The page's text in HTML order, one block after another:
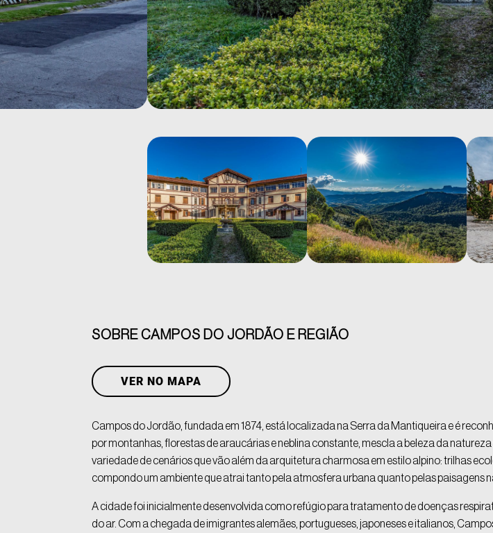
SOBRE CAMPOS DO JORDÃO E REGIÃO
VER NO MAPA
Campos do Jordão, fundada em 1874, está localizada na Serra da Mantiqueira e é
por montanhas, florestas de araucárias e neblina constante, mescla a beleza da
variedade de cenários que vão além da arquitetura charmosa em estilo alpino: trilhas
compondo um ambiente que atrai tanto pela atmosfera urbana quanto pelas paisagens
A cidade foi inicialmente desenvolvida como refúgio para tratamento de doenças
do ar. Com a chegada de imigrantes alemães, portugueses, japoneses e italianos,